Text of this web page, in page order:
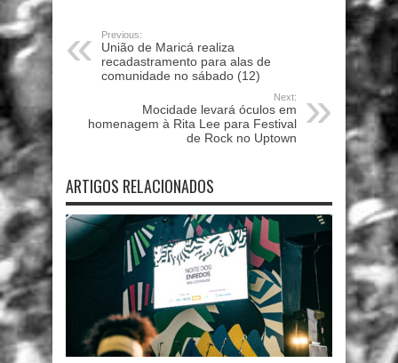
Previous:
União de Maricá realiza
recadastramento para alas de
comunidade no sábado (12)
Next:
Mocidade levará óculos em
homenagem à Rita Lee para Festival
de Rock no Uptown
ARTIGOS RELACIONADOS